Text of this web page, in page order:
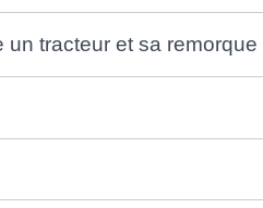
tracteur et sa remorque